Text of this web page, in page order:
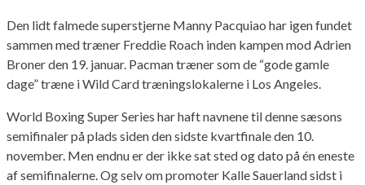
Den lidt falmede superstjerne Manny Pacquiao har igen fundet
sammen med træner Freddie Roach inden kampen mod Adrien
Broner den 19. januar. Pacman træner som de “gode gamle
dage” træne i Wild Card træningslokalerne i Los Angeles.
World Boxing Super Series har haft navnene til denne sæsons
semifinaler på plads siden den sidste kvartfinale den 10.
november. Men endnu er der ikke sat sted og dato på én eneste
af semifinalerne. Og selv om promoter Kalle Sauerland sidst i